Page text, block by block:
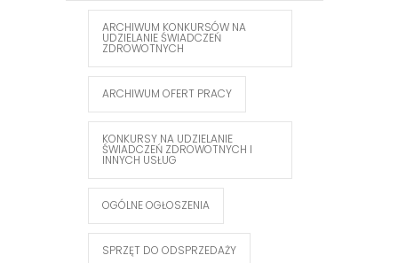
ARCHIWUM KONKURSÓW NA
UDZIELANIE ŚWIADCZEŃ
ZDROWOTNYCH
ARCHIWUM OFERT PRACY
KONKURSY NA UDZIELANIE
ŚWIADCZEŃ ZDROWOTNYCH I
INNYCH USŁUG
OGÓLNE OGŁOSZENIA
SPRZĘT DO ODSPRZEDAŻY